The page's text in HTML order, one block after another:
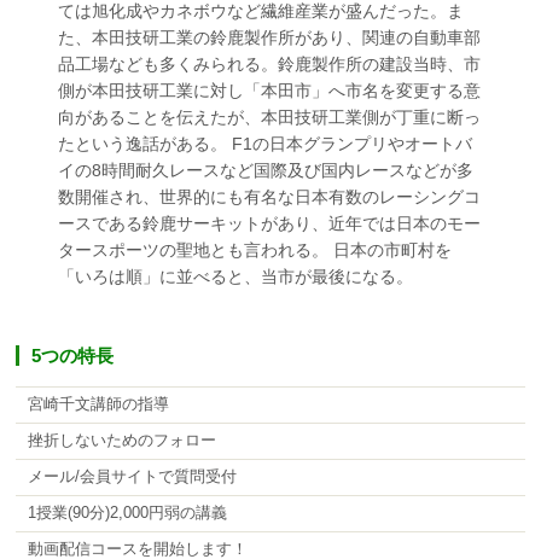
ては旭化成やカネボウなど繊維産業が盛んだった。ま
た、本田技研工業の鈴鹿製作所があり、関連の自動車部
品工場なども多くみられる。鈴鹿製作所の建設当時、市
側が本田技研工業に対し「本田市」へ市名を変更する意
向があることを伝えたが、本田技研工業側が丁重に断っ
たという逸話がある。 F1の日本グランプリやオートバ
イの8時間耐久レースなど国際及び国内レースなどが多
数開催され、世界的にも有名な日本有数のレーシングコ
ースである鈴鹿サーキットがあり、近年では日本のモー
タースポーツの聖地とも言われる。 日本の市町村を
「いろは順」に並べると、当市が最後になる。
5つの特長
宮崎千文講師の指導
挫折しないためのフォロー
メール/会員サイトで質問受付
1授業(90分)2,000円弱の講義
動画配信コースを開始します！